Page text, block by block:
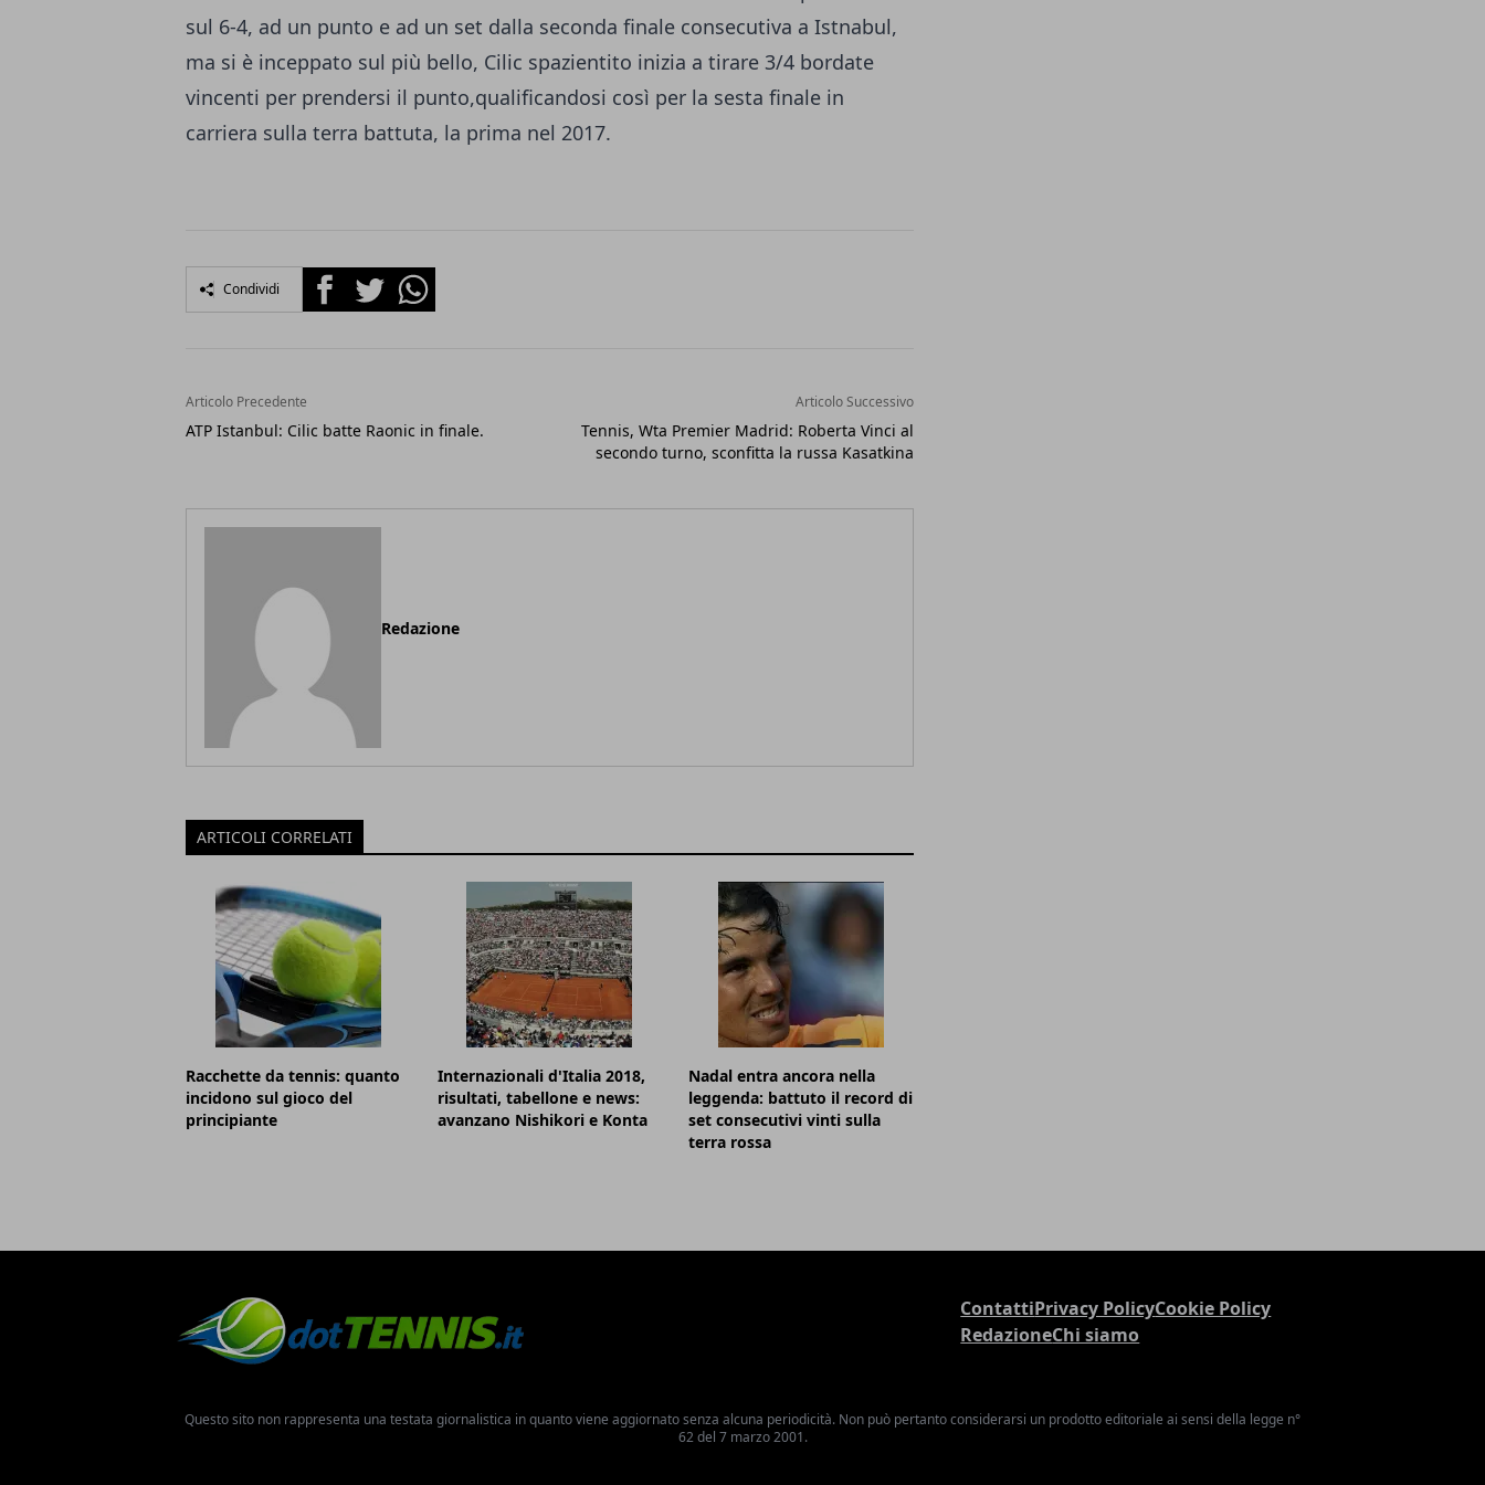
sul 6-4, ad un punto e ad un set dalla seconda finale consecutiva a Istnabul,
ma si è inceppato sul più bello, Cilic spazientito inizia a tirare 3/4 bordate
vincenti per prendersi il punto,qualificandosi così per la sesta finale in
carriera sulla terra battuta, la prima nel 2017.
Condividi FacebookTwitterWhatsapp
Articolo Precedente
ATP Istanbul: Cilic batte Raonic in finale.
Articolo Successivo
Tennis, Wta Premier Madrid: Roberta Vinci al
secondo turno, sconfitta la russa Kasatkina
Redazione
ARTICOLI CORRELATI
Racchette da tennis: quanto
incidono sul gioco del
principiante
Internazionali d'Italia 2018,
risultati, tabellone e news:
avanzano Nishikori e Konta
Nadal entra ancora nella
leggenda: battuto il record di
set consecutivi vinti sulla
terra rossa
ContattiPrivacy PolicyCookie Policy
RedazioneChi siamo
Questo sito non rappresenta una testata giornalistica in quanto viene aggiornato senza alcuna periodicità. Non può pertanto considerarsi un prodotto editoriale ai sensi della legge n°
62 del 7 marzo 2001.